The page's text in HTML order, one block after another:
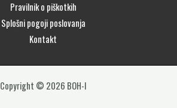
Pravilnik o piškotkih
Splošni pogoji poslovanja
Kontakt
Copyright © 2026 BOH-I